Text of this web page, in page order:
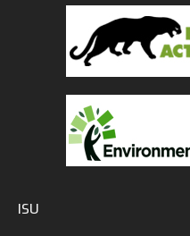
ISU